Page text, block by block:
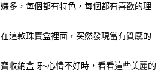
期」，訂單成立後會自動跳轉到大哥付的交易
欲分期的期數、繳款截止日，確認付款後即完
費用金額請依後續交易確認頁面所載為準。
往確認交易或遇審核未通過，訂單將自動取
狀況，表示未達大哥付你分期系統評分，恕無
品之後才付款」的支付方式。 讓您購物簡單
需綁卡、不需儲值。
訊認證，即可結帳。
後，再付款。
多，每個都有特色，每個都有喜歡的理
這款珠寶盒裡面，突然發現當有質感的
收納盒呀~心情不好時，看看這些美麗的